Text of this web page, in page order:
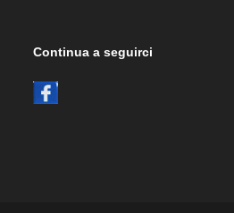
Continua a seguirci